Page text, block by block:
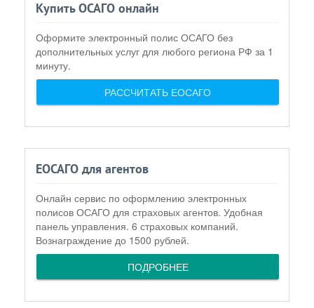
Купить ОСАГО онлайн
Оформите электронный полис ОСАГО без
дополнительных услуг для любого региона РФ за 1
минуту.
РАССЧИТАТЬ ЕОСАГО
ЕОСАГО для агентов
Онлайн сервис по оформлению электронных
полисов ОСАГО для страховых агентов. Удобная
панель управления. 6 страховых компаний.
Вознаграждение до 1500 рублей.
ПОДРОБНЕЕ